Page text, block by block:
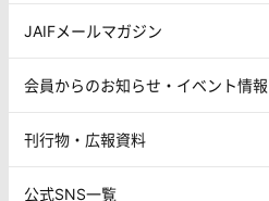
JAIFメールマガジン
会員からのお知らせ・イベント情報
刊行物・広報資料
公式SNS一覧